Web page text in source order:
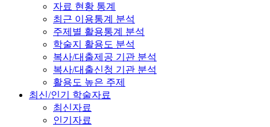
자료 현황 통계
최근 이용통계 분석
주제별 활용통계 분석
학술지 활용도 분석
복사/대출제공 기관 분석
복사/대출신청 기관 분석
활용도 높은 주제
최신/인기 학술자료
최신자료
인기자료